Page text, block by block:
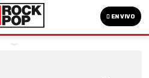
EN VIVO